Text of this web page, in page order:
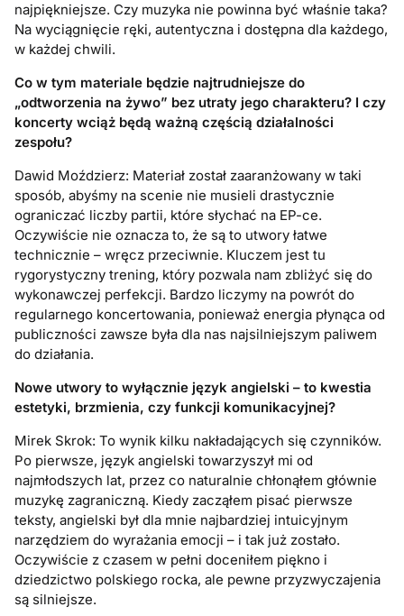
najpiękniejsze. Czy muzyka nie powinna być właśnie taka?
Na wyciągnięcie ręki, autentyczna i dostępna dla każdego,
w każdej chwili.
Co w tym materiale będzie najtrudniejsze do
„odtworzenia na żywo” bez utraty jego charakteru? I czy
koncerty wciąż będą ważną częścią działalności
zespołu?
Dawid Moździerz: Materiał został zaaranżowany w taki
sposób, abyśmy na scenie nie musieli drastycznie
ograniczać liczby partii, które słychać na EP-ce.
Oczywiście nie oznacza to, że są to utwory łatwe
technicznie – wręcz przeciwnie. Kluczem jest tu
rygorystyczny trening, który pozwala nam zbliżyć się do
wykonawczej perfekcji. Bardzo liczymy na powrót do
regularnego koncertowania, ponieważ energia płynąca od
publiczności zawsze była dla nas najsilniejszym paliwem
do działania.
Nowe utwory to wyłącznie język angielski – to kwestia
estetyki, brzmienia, czy funkcji komunikacyjnej?
Mirek Skrok: To wynik kilku nakładających się czynników.
Po pierwsze, język angielski towarzyszył mi od
najmłodszych lat, przez co naturalnie chłonąłem głównie
muzykę zagraniczną. Kiedy zacząłem pisać pierwsze
teksty, angielski był dla mnie najbardziej intuicyjnym
narzędziem do wyrażania emocji – i tak już zostało.
Oczywiście z czasem w pełni doceniłem piękno i
dziedzictwo polskiego rocka, ale pewne przyzwyczajenia
są silniejsze.